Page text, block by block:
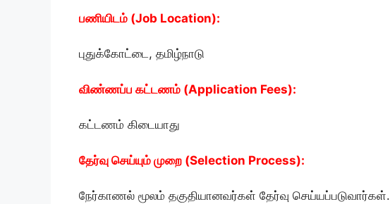
பணியிடம் (Job Location):
புதுக்கோட்டை, தமிழ்நாடு
விண்ணப்ப கட்டணம் (Application Fees):
கட்டணம் கிடையாது
தேர்வு செய்யும் முறை (Selection Process):
நேர்காணல் மூலம் தகுதியானவர்கள் தேர்வு செய்யப்படுவார்கள்.